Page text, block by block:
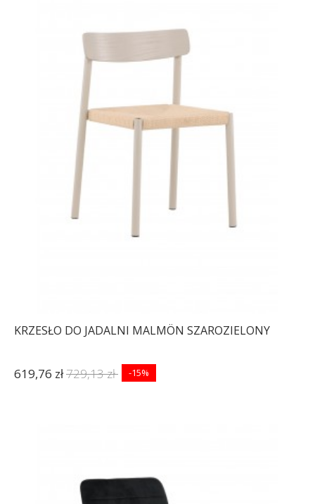
KRZESŁO DO JADALNI MALMÖN SZAROZIELONY
619,76 zł729,13 zł -15%